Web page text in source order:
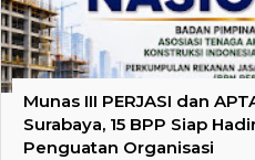
Munas III PERJASI dan
Surabaya, 15 BPP Siap
Penguatan Organisasi